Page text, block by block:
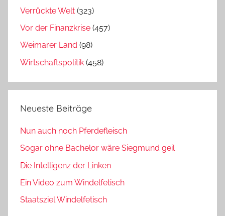
Verrückte Welt (323)
Vor der Finanzkrise (457)
Weimarer Land (98)
Wirtschaftspolitik (458)
Neueste Beiträge
Nun auch noch Pferdefleisch
Sogar ohne Bachelor wäre Siegmund geil
Die Intelligenz der Linken
Ein Video zum Windelfetisch
Staatsziel Windelfetisch